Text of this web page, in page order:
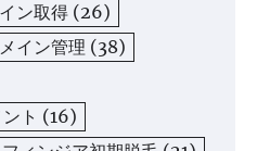
ン取得 (26)
イン管理 (38)
ト (16)